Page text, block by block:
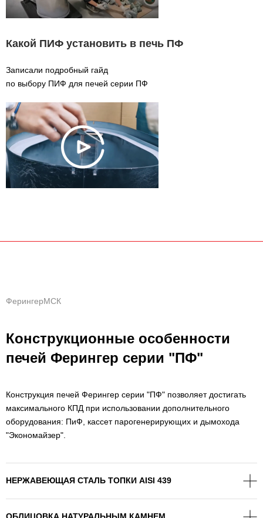
Какой ПИФ установить в печь ПФ
Записали подробный гайд
по выбору ПИФ для печей серии ПФ
ФерингерМСК
Конструкционные особенности
печей Ферингер серии "ПФ"
Конструкция печей Ферингер серии "ПФ" позволяет достигать
максимального КПД при использовании дополнительного
оборудования: ПиФ, кассет парогенерирующих и дымохода
"Экономайзер".
НЕРЖАВЕЮЩАЯ СТАЛЬ ТОПКИ AISI 439